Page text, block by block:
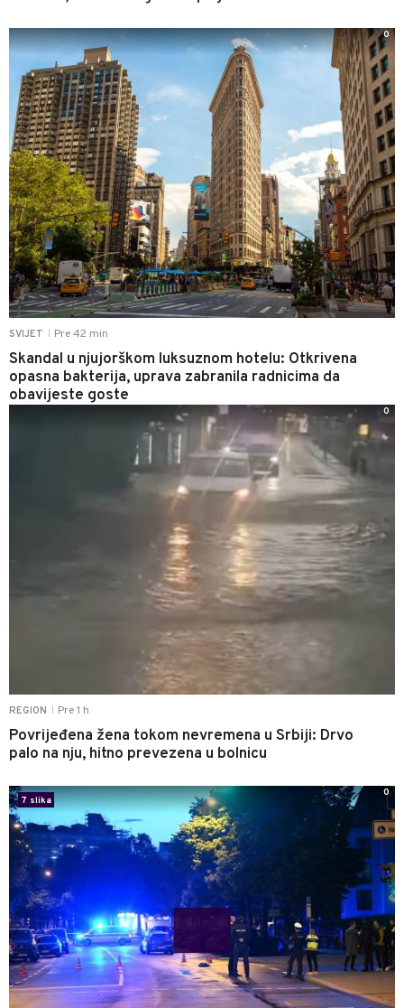
SVIJET Pre 42 min
Skandal u njujorškom luksuznom hotelu: Otkrivena
opasna bakterija, uprava zabranila radnicima da
obavijeste goste
0
REGION Pre 1 h
Povrijeđena žena tokom nevremena u Srbiji: Drvo
palo na nju, hitno prevezena u bolnicu
0
7 slika
0